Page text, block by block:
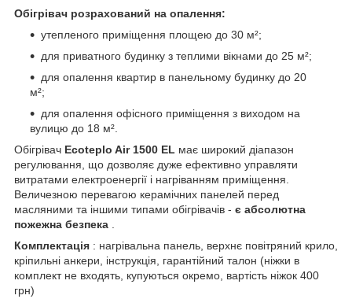
Обігрівач розрахований на опалення:
утепленого приміщення площею до 30 м²;
для приватного будинку з теплими вікнами до 25 м²;
для опалення квартир в панельному будинку до 20
м²;
для опалення офісного приміщення з виходом на
вулицю до 18 м².
Обігрівач Ecoteplo Air 1500 EL має широкий діапазон
регулювання, що дозволяє дуже ефективно управляти
витратами електроенергії і нагріванням приміщення.
Величезною перевагою керамічних панелей перед
масляними та іншими типами обігрівачів - є абсолютна
пожежна безпека
Комплектація : нагрівальна панель, верхнє повітряний крило,
кріпильні анкери, інструкція, гарантійний талон (ніжки в
комплект не входять, купуються окремо, вартість ніжок 400
грн)